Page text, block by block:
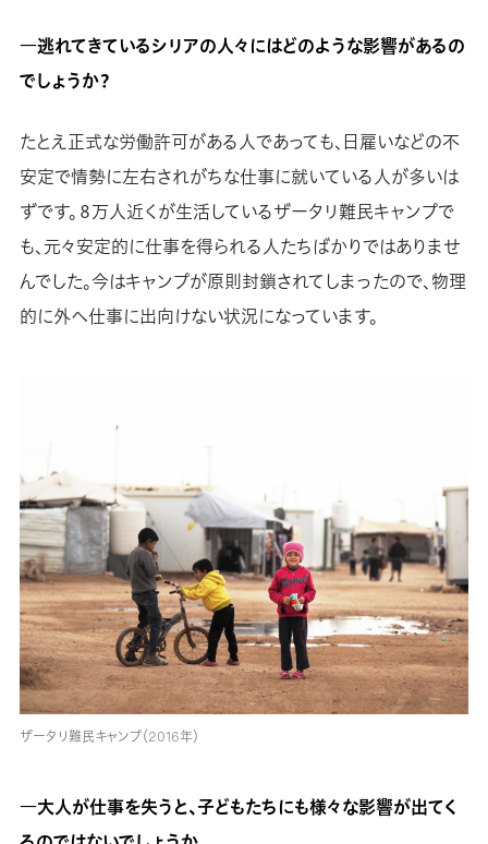
―逃れてきているシリアの人々にはどのような影響があるの
でしょうか？
たとえ正式な労働許可がある人であっても、日雇いなどの不
安定で情勢に左右されがちな仕事に就いている人が多いは
ずです。８万人近くが生活しているザータリ難民キャンプで
も、元々安定的に仕事を得られる人たちばかりではありませ
んでした。今はキャンプが原則封鎖されてしまったので、物理
的に外へ仕事に出向けない状況になっています。
ザータリ難民キャンプ（2016年）
―大人が仕事を失うと、子どもたちにも様々な影響が出てく